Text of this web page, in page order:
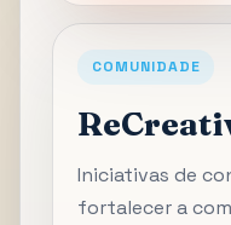
COMUNIDADE
Iniciativas de
fortalecer a